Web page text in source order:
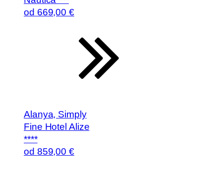
od 669,00 €
Alanya, Simply
Fine Hotel Alize
****
od 859,00 €